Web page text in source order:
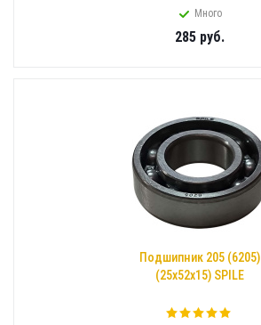
Много
285руб.
Подшипник 205 (6205)
(25x52x15) SPILE